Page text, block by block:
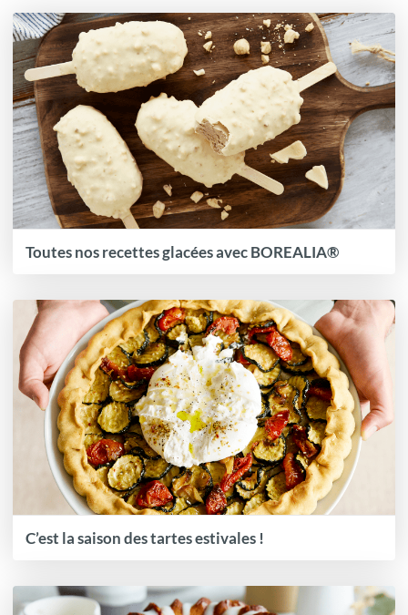
Toutes nos recettes glacées avec BOREALIA®
C’est la saison des tartes estivales !